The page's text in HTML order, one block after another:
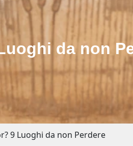
da non
9 Luoghi da non Perdere